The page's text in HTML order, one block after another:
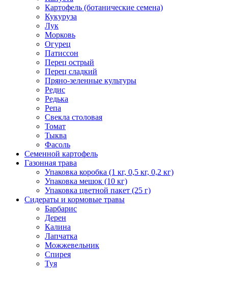
Картофель (ботанические семена)
Кукуруза
Лук
Морковь
Огурец
Патиссон
Перец острый
Перец сладкий
Пряно-зеленные культуры
Редис
Редька
Репа
Свекла столовая
Томат
Тыква
Фасоль
Семенной картофель
Газонная трава
Упаковка коробка (1 кг, 0,5 кг, 0,2 кг)
Упаковка мешок (10 кг)
Упаковка цветной пакет (25 г)
Сидераты и кормовые травы
Барбарис
Дерен
Калина
Лапчатка
Можжевельник
Спирея
Туя